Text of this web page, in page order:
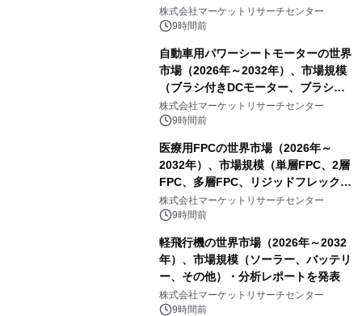
レーム）・分析レポートを発表
株式会社マーケットリサーチセンター
9時間前
自動車用パワーシートモーターの世界
市場（2026年～2032年）、市場規模
（ブラシ付きDCモーター、ブラシレ
スDCモーター）・分析レポートを発
表
株式会社マーケットリサーチセンター
9時間前
医療用FPCの世界市場（2026年～
2032年）、市場規模（単層FPC、2層
FPC、多層FPC、リジッドフレックス
PCB）・分析レポートを発表
株式会社マーケットリサーチセンター
9時間前
軽飛行機の世界市場（2026年～2032
年）、市場規模（ソーラー、バッテリ
ー、その他）・分析レポートを発表
株式会社マーケットリサーチセンター
9時間前